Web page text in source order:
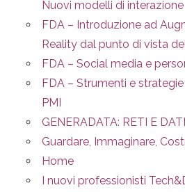
Nuovi modelli di interazione
FDA – Introduzione ad
Reality dal punto di vista
FDA – Social media e
FDA – Strumenti e
PMI
GENERADATA: RETI E
Guardare, Immaginare,
Home
I nuovi professionisti